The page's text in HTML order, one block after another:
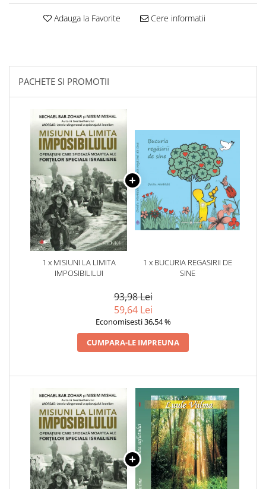
Adauga la Favorite Cere informatii
PACHETE SI PROMOTII
1 x MISIUNI LA LIMITA
IMPOSIBILILUI
1 x BUCURIA REGASIRII DE
SINE
93,98 Lei
59,64 Lei
Economisesti 36,54 %
CUMPARA-LE IMPREUNA